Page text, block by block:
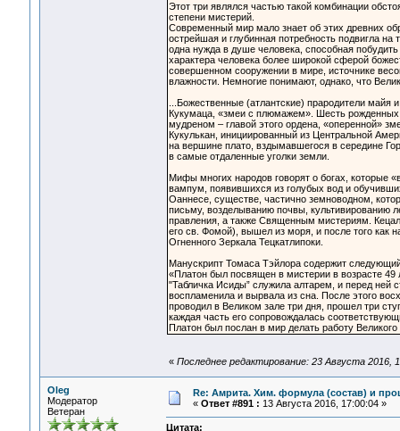
Этот три являлся частью такой комбинации
степени мистерий.
Современный мир мало знает об этих древних
острейшая и глубинная потребность подвигла
одна нужда в душе человека, способная
характера человека более широкой сферой
совершенном сооружении в мире, источнике
влажности. Немногие понимают, однако, что
...Божественные (атлантские) прародители
Кукумаца, «змеи с плюмажем». Шесть
мудреном – главой этого ордена, «оперенной»
Кукулькан, инициированный из Центральной
на вершине плато, вздымавшегося в середине
в самые отдаленные уголки земли.
Мифы многих народов говорят о богах,
вампум, появившихся из голубых вод и
Оаннесе, существе, частично земноводном,
письму, возделыванию почвы, культивированию
правления, а также Священным мистериям.
его св. Фомой), вышел из моря, и после того как
Огненного Зеркала Тецкатлипоки.
Манускрипт Томаса Тэйлора содержит
«Платон был посвящен в мистерии в возрасте
"Табличка Исиды” служила алтарем, и перед ней
воспламенила и вырвала из сна. После этого
проводил в Великом зале три дня, прошел три
каждая часть его сопровождалась
Платон был послан в мир делать работу
« Последнее редактирование: 23 Августа 2016,
Oleg
Модератор
Ветеран
Re: Амрита. Хим. формула (состав) и
« Ответ #891 : 13 Августа 2016, 17:00:04 »
Цитата: